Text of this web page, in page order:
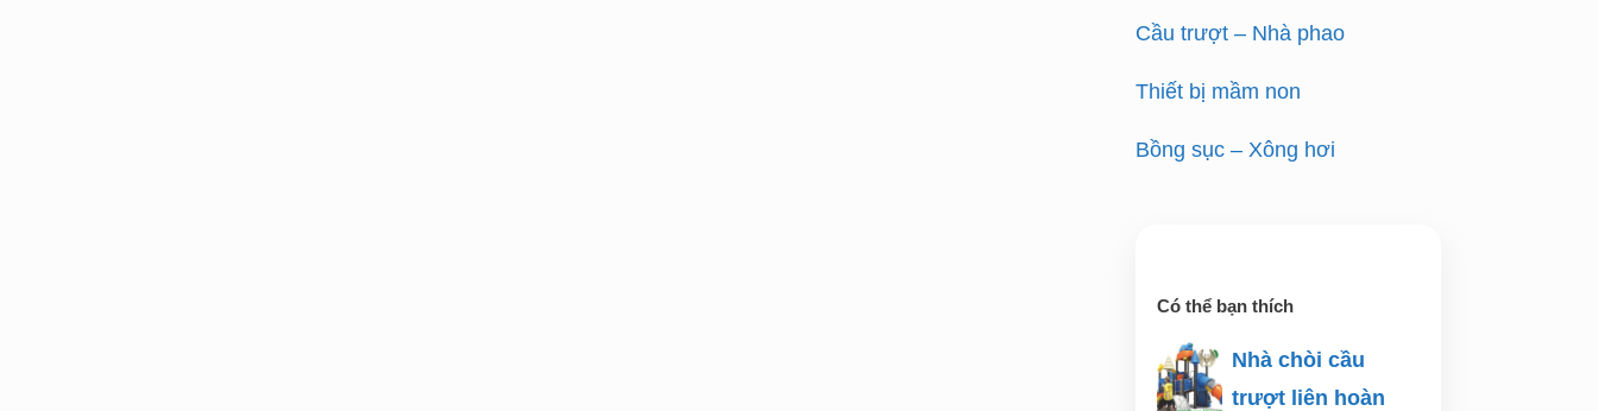
Cầu trượt – Nhà phao
Thiết bị mầm non
Bồng sục – Xông hơi
Có thể bạn thích
Nhà chòi cầu
trượt liên hoàn